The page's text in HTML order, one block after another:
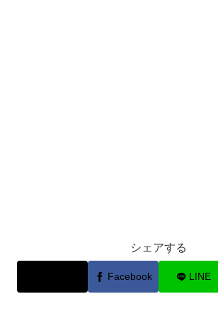
シェアする
Facebook LINE